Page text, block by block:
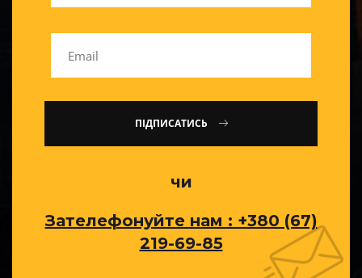
ПІДПИСАТИСЬ
чи
Зателефонуйте нам : +380 (67)
219-69-85